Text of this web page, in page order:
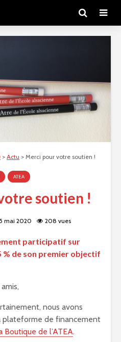
> Actu > Merci pour votre soutien !
ATEA
soutien !
5 mai 2020 208 vues
participatif sur
de son premier objectif
nous avons
plateforme de financement
Boutique de l’ATEA.